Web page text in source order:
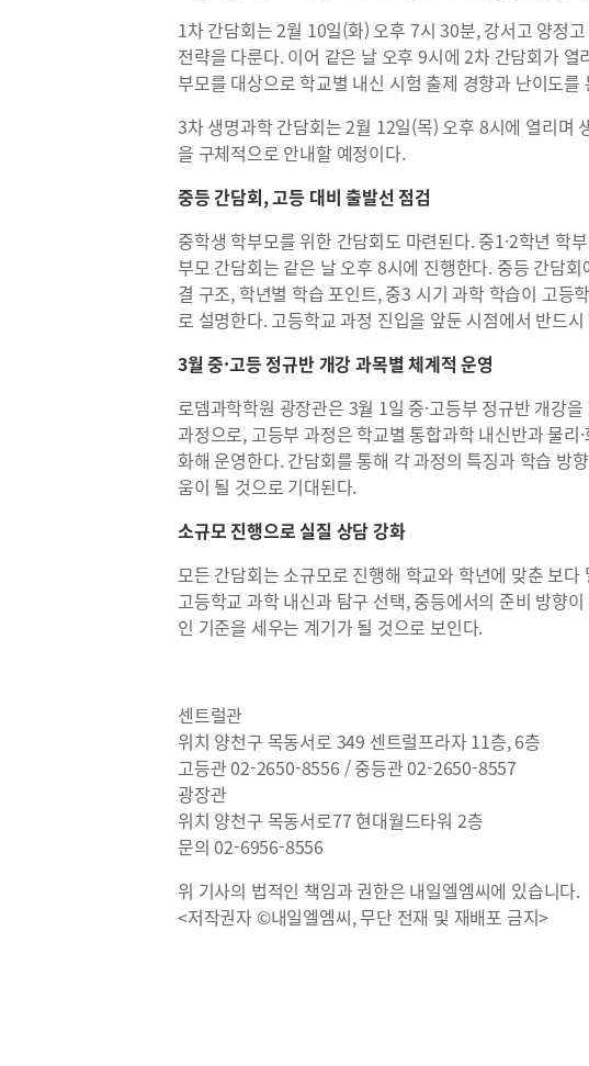
1차 간담회는 2월 10일(화) 오후 7시 30분, 강서고 양정
전략을 다룬다. 이어 같은 날 오후 9시에 2차 간담회가
부모를 대상으로 학교별 내신 시험 출제 경향과 난이도를
3차 생명과학 간담회는 2월 12일(목) 오후 8시에 열리며
을 구체적으로 안내할 예정이다.
중등 간담회, 고등 대비 출발선 점검
중학생 학부모를 위한 간담회도 마련된다. 중1·2학년 학
부모 간담회는 같은 날 오후 8시에 진행한다. 중등 간담
결 구조, 학년별 학습 포인트, 중3 시기 과학 학습이 고등
로 설명한다. 고등학교 과정 진입을 앞둔 시점에서 반드
3월 중·고등 정규반 개강 과목별 체계적 운영
로뎀과학학원 광장관은 3월 1일 중·고등부 정규반 개강
과정으로, 고등부 과정은 학교별 통합과학 내신반과 물리
화해 운영한다. 간담회를 통해 각 과정의 특징과 학습 방
움이 될 것으로 기대된다.
소규모 진행으로 실질 상담 강화
모든 간담회는 소규모로 진행해 학교와 학년에 맞춘 보
고등학교 과학 내신과 탐구 선택, 중등에서의 준비 방향
인 기준을 세우는 계기가 될 것으로 보인다.
센트럴관
위치 양천구 목동서로 349 센트럴프라자 11층, 6층
고등관 02-2650-8556 / 중등관 02-2650-8557
광장관
위치 양천구 목동서로77 현대월드타워 2층
문의 02-6956-8556
위 기사의 법적인 책임과 권한은 내일엘엠씨에 있습니다.
<저작권자 ©내일엘엠씨, 무단 전재 및 재배포 금지>